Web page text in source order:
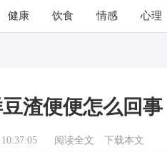
健康 饮食 情感 心理
渣便便怎么回事
阅读全文 下载本文